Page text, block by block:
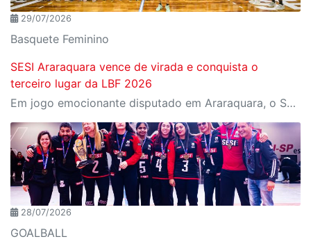
29/07/2026
Basquete Feminino
SESI Araraquara vence de virada e conquista o
terceiro lugar da LBF 2026
Em jogo emocionante disputado em Araraquara, o SESI Araraquara Basquete superou um déficit de quase 20 pontos, contou com o apoio massivo da torcida e derrotou o Cerrado BRB por 77 a 71, conquistando o terceiro lugar da LBF Loterias Caixa 2026
28/07/2026
GOALBALL